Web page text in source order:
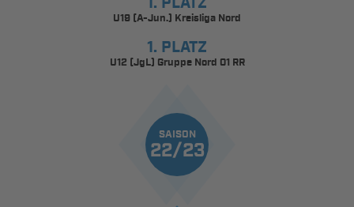
U19 (A-Jun.) Kreisliga Nord
1. PLATZ
U12 (JgL) Gruppe Nord 01 RR
SAISON
22/23